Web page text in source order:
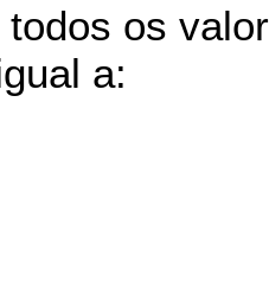
todos os
a: